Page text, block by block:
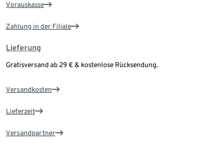
Vorauskasse
Zahlung in der Filiale
Lieferung
Gratisversand ab 29 € & kostenlose Rücksendung.
Versandkosten
Lieferzeit
Versandpartner